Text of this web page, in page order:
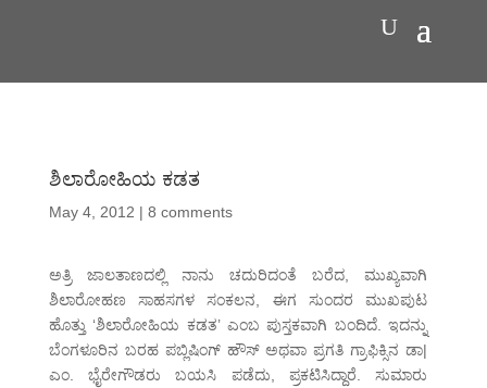
ಶಿಲಾರೋಹಿಯ ಕಡತ
May 4, 2012 | 8 comments
ಅತ್ರಿ ಜಾಲತಾಣದಲ್ಲಿ ನಾನು ಚದುರಿದಂತೆ ಬರೆದ, ಮುಖ್ಯವಾಗಿ
ಶಿಲಾರೋಹಣ ಸಾಹಸಗಳ ಸಂಕಲನ, ಈಗ ಸುಂದರ ಮುಖಪುಟ
ಹೊತ್ತು ‘ಶಿಲಾರೋಹಿಯ ಕಡತ’ ಎಂಬ ಪುಸ್ತಕವಾಗಿ ಬಂದಿದೆ. ಇದನ್ನು
ಬೆಂಗಳೂರಿನ ಬರಹ ಪಬ್ಲಿಷಿಂಗ್ ಹೌಸ್ ಅಥವಾ ಪ್ರಗತಿ ಗ್ರಾಫಿಕ್ಸಿನ ಡಾ|
ಎಂ. ಭೈರೇಗೌಡರು ಬಯಸಿ ಪಡೆದು, ಪ್ರಕಟಿಸಿದ್ದಾರೆ. ಸುಮಾರು